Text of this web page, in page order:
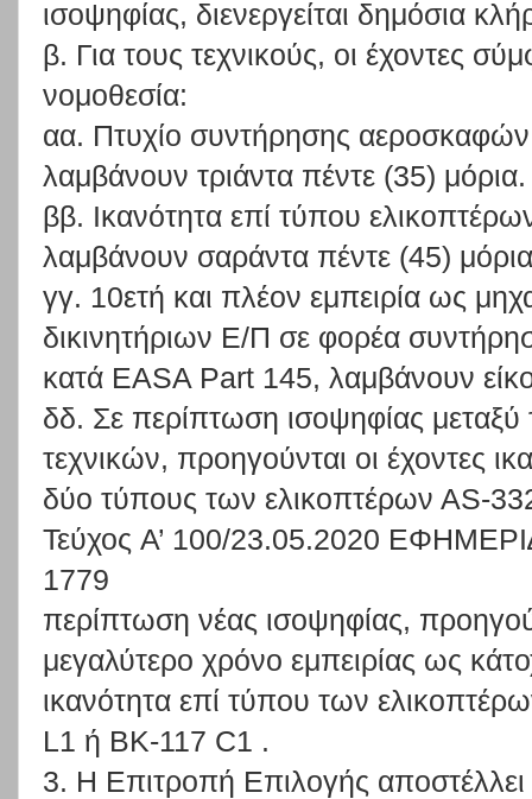
ισοψηφίας, διενεργείται δημόσια
β. Για τους τεχνικούς, οι έχοντες
νομοθεσία:
αα. Πτυχίο συντήρησης αεροσκαφών
λαμβάνουν τριάντα πέντε (35) μόρια.
ββ. Ικανότητα επί τύπου
λαμβάνουν σαράντα πέντε (45)
γγ. 10ετή και πλέον εμπειρία ως
δικινητήριων Ε/Π σε φορέα
κατά EASA Part 145, λαμβάνουν
δδ. Σε περίπτωση ισοψηφίας
τεχνικών, προηγούνται οι έχοντες
δύο τύπους των ελικοπτέρων ΑS-
Τεύχος A’ 100/23.05.2020
1779
περίπτωση νέας ισοψηφίας,
μεγαλύτερο χρόνο εμπειρίας ως
ικανότητα επί τύπου των
L1 ή ΒΚ-117 C1 .
3. Η Επιτροπή Επιλογής